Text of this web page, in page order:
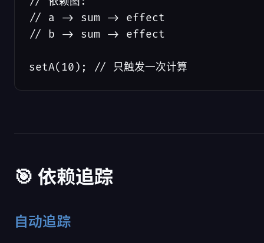
// a -> sum -> effect
// b -> sum -> effect
setA(10); // 只触发一次计算
🎯 依赖追踪
自动追踪